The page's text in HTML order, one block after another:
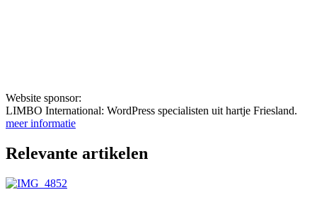
Website sponsor:
LIMBO International: WordPress specialisten uit hartje Friesland.
meer informatie
Relevante artikelen